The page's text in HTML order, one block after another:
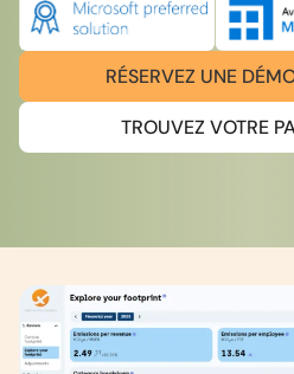
RÉSERVEZ UNE
TROUVEZ VOTRE